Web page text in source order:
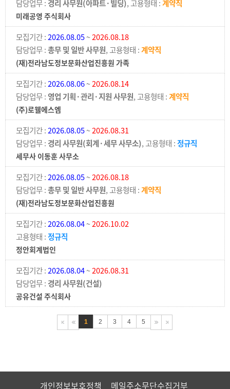
담당업무 : 경리 사무원(아파트·빌딩), 고용형태 :계약직
미래공영 주식회사
모집기간 :2026.08.05~2026.08.18
담당업무 :총무 및 일반 사무원, 고용형태 :계약직
(재)전라남도정보문화산업진흥원 가족
모집기간 :2026.08.06~2026.08.14
담당업무 : 영업 기획·관리·지원 사무원, 고용형태 :계약직
(주)로웰에스엠
모집기간 :2026.08.05~2026.08.31
담당업무 : 경리 사무원(회계·세무 사무소), 고용형태 :정규직
세무사 이동훈 사무소
모집기간 :2026.08.05~2026.08.18
담당업무 :총무 및 일반 사무원, 고용형태 :계약직
(재)전라남도정보문화산업진흥원
모집기간 :2026.08.04~2026.10.02
고용형태 :정규직
정안회계법인
모집기간 :2026.08.04~2026.08.31
담당업무 : 경리 사무원(건설)
공유건설 주식회사
1 2 3 4 5
개인정보보호정책 메일주소무단수집거부